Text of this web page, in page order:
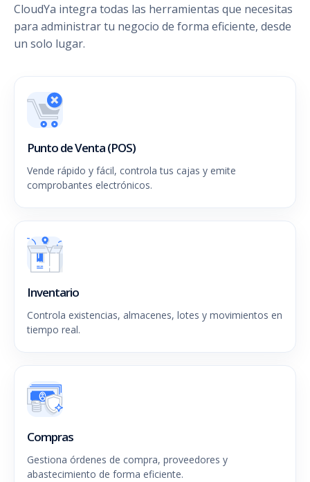
CloudYa integra todas las herramientas que necesitas
para administrar tu negocio de forma eficiente, desde
un solo lugar.
Punto de Venta (POS)
Vende rápido y fácil, controla tus cajas y emite
comprobantes electrónicos.
Inventario
Controla existencias, almacenes, lotes y movimientos en
tiempo real.
Compras
Gestiona órdenes de compra, proveedores y
abastecimiento de forma eficiente.